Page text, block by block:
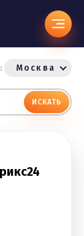
Москва
ИСКАТЬ